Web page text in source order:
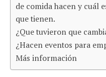
de comida hacen y cuál
que tienen.
¿Que tuvieron que
¿Hacen eventos para
Más información